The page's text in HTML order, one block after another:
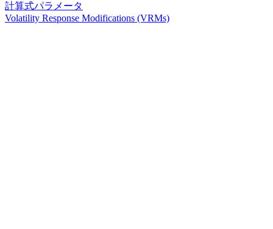
計算式パラメータ
Volatility Response Modifications (VRMs)